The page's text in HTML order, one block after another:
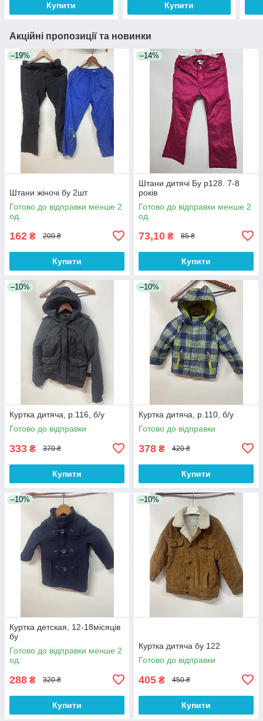
Купити Купити
Акційні пропозиції та новинки
–19%
Штани жіночі бу 2шт
Готово до відправки менше 2
од.
162 ₴ 200 ₴
Купити
–14%
Штани дитячі Бу р128. 7-8
років
Готово до відправки менше 2
од.
73,10 ₴ 85 ₴
Купити
–10%
Куртка дитяча, р.116, б/у
Готово до відправки
333 ₴ 370 ₴
Купити
–10%
Куртка дитяча, р.110, б/у
Готово до відправки
378 ₴ 420 ₴
Купити
–10%
Куртка детская, 12-18місяців
бу
Готово до відправки менше 2
од.
288 ₴ 320 ₴
Купити
–10%
Куртка дитяча бу 122
Готово до відправки
405 ₴ 450 ₴
Купити